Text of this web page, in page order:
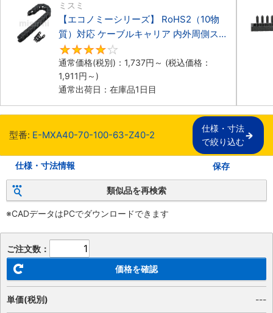
ミスミ
【エコノミーシリーズ】 RoHS2（10物
質）対応 ケーブルキャリア 内外周側ス
ナップ開閉タイプ
通常価格(税別)： 1,737円 ～ (税込価格：
1,911円 ～)
通常出荷日：在庫品1日目
型番: E-MXA40-70-100-63-Z40-2
仕様・寸法
で絞り込む
仕様・寸法情報 保存
類似品を再検索
※CADデータはPCでダウンロードできます
ご注文数：
価格を確認
単価(税別) ---